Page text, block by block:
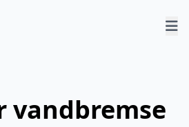
vandbremse